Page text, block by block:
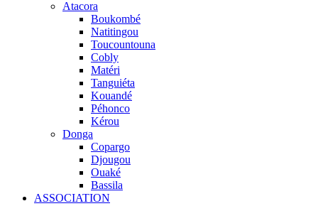
Atacora
Boukombé
Natitingou
Toucountouna
Cobly
Matéri
Tanguiéta
Kouandé
Péhonco
Kérou
Donga
Copargo
Djougou
Ouaké
Bassila
ASSOCIATION